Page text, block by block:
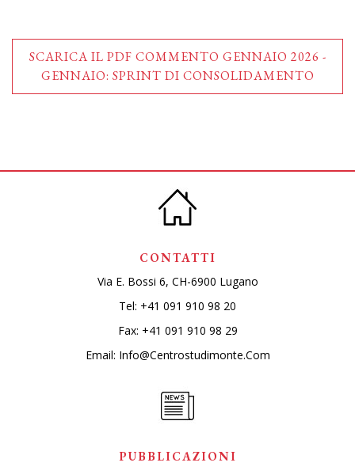
SCARICA IL PDF COMMENTO GENNAIO 2026 -
GENNAIO: SPRINT DI CONSOLIDAMENTO
CONTATTI
Via E. Bossi 6, CH-6900 Lugano
Tel: +41 091 910 98 20
Fax: +41 091 910 98 29
Email: Info@centrostudimonte.com
PUBBLICAZIONI